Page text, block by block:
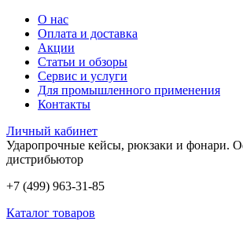
О нас
Оплата и доставка
Акции
Статьи и обзоры
Сервис и услуги
Для промышленного применения
Контакты
Личный кабинет
Ударопрочные кейсы, рюкзаки и фонари.
дистрибьютор
+7 (499) 963-31-85
Каталог товаров